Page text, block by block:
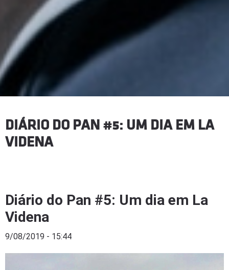
DIÁRIO DO PAN #5: UM DIA EM LA
VIDENA
Diário do Pan #5: Um dia em La
Videna
9/08/2019 - 15:44